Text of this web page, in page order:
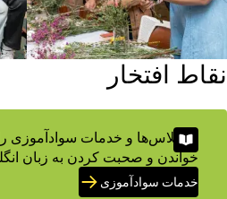
نقاط افتخار
ما کلاس‌ها و خدمات سوادآموزی
خواندن و صحبت کردن به زبان
خدمات سوادآموزی